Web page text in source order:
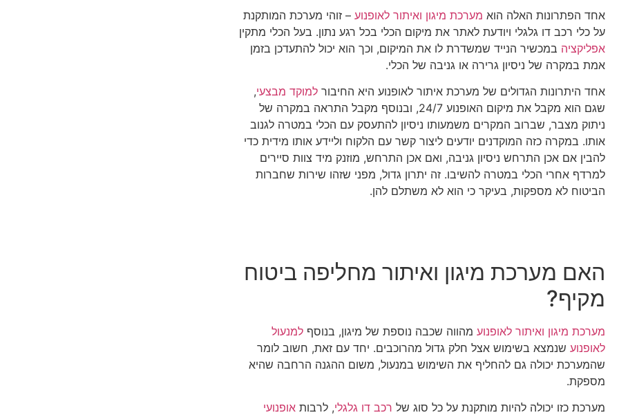
אחד הפתרונות האלה הוא מערכת מיגון ואיתור לאופנוע – זוהי מערכת המותקנת
על כלי רכב דו גלגלי ויודעת לאתר את מיקום הכלי בכל רגע נתון. בעל הכלי מתקין
אפליקציה במכשיר הנייד שמשדרת לו את המיקום, וכך הוא יכול להתעדכן בזמן
אמת במקרה של ניסיון גרירה או גניבה של הכלי.
אחד היתרונות הגדולים של מערכת איתור לאופנוע היא החיבור למוקד מבצעי,
שגם הוא מקבל את מיקום האופנוע 24/7, ובנוסף מקבל התראה במקרה של
ניתוק מצבר, שברוב המקרים משמעותו ניסיון להתעסק עם הכלי במטרה לגנוב
אותו. במקרה כזה המוקדנים יודעים ליצור קשר עם הלקוח וליידע אותו מידית כדי
להבין אם אכן התרחש ניסיון גניבה, ואם אכן התרחש, מוזנק מיד צוות סיירים
למרדף אחרי הכלי במטרה להשיבו. זה יתרון גדול, מפני שזהו שירות שחברות
הביטוח לא מספקות, בעיקר כי הוא לא משתלם להן.
האם מערכת מיגון ואיתור מחליפה ביטוח
מקיף?
מערכת מיגון ואיתור לאופנוע מהווה שכבה נוספת של מיגון, בנוסף למנעול
לאופנוע שנמצא בשימוש אצל חלק גדול מהרוכבים. יחד עם זאת, חשוב לומר
שהמערכת יכולה גם להחליף את השימוש במנעול, משום ההגנה הרחבה שהיא
מספקת.
מערכת כזו יכולה להיות מותקנת על כל סוג של רכב דו גלגלי, לרבות אופנועי